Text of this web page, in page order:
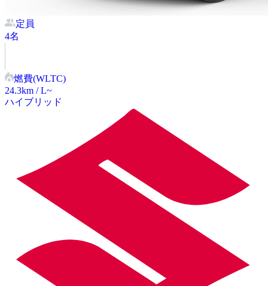
定員
4名
燃費(WLTC)
24.3km / L~
ハイブリッド